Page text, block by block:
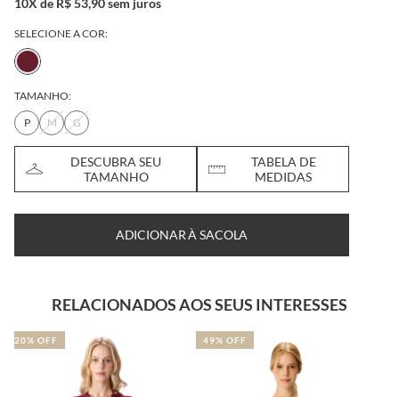
SELECIONE A COR:
TAMANHO:
P
M G
DESCUBRA SEU
TAMANHO
TABELA DE
MEDIDAS
ADICIONAR À SACOLA
RELACIONADOS AOS SEUS INTERESSES
49% OFF 30% OFF